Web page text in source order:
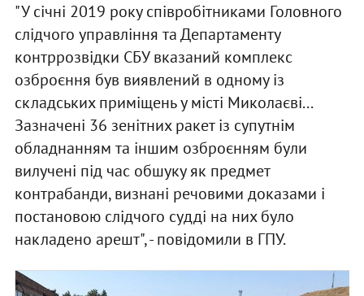
"У січні 2019 року співробітниками Головного
слідчого управління та Департаменту
контррозвідки СБУ вказаний комплекс
озброєння був виявлений в одному із
складських приміщень у місті Миколаєві...
Зазначені 36 зенітних ракет із супутнім
обладнанням та іншим озброєнням були
вилучені під час обшуку як предмет
контрабанди, визнані речовими доказами і
постановою слідчого судді на них було
накладено арешт", - повідомили в ГПУ.